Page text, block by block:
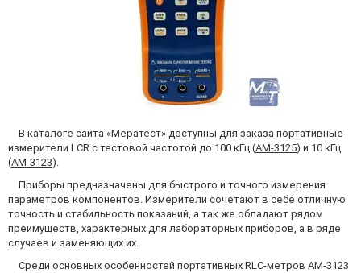
В каталоге сайта «Мератест» доступны для заказа портативные
измерители LCR с тестовой частотой до 100 кГц (АМ-3125) и 10 кГц
(АМ-3123).
Приборы предназначены для быстрого и точного измерения
параметров компонентов. Измерители сочетают в себе отличную
точность и стабильность показаний, а так же обладают рядом
преимуществ, характерных для лабораторных приборов, а в ряде
случаев и заменяющих их.
Среди основных особенностей портативных RLC-метров АМ-3123